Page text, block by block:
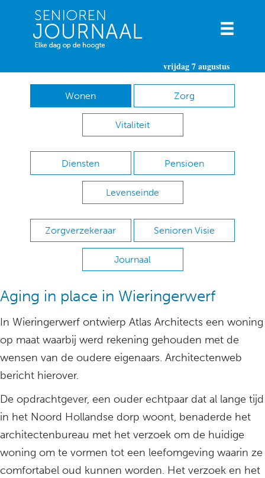
vrijdag 7 augustus
Wonen Zorg
Vitaliteit
Diensten Pensioen
Levenseinde
Zorgverzekeraar Senioren Visie
Journaal
Aging in place in Wieringerwerf
In Wieringerwerf ontwierp Atlas Architects een woning
op maat waarbij werd rekening gehouden met de
wensen van de oudere eigenaars. Architectenweb
bericht hierover.
De opdrachtgever, een ouder echtpaar dat al lange tijd
in het Noord Hollandse dorp woont, benaderde het
architectenbureau met het verzoek om de huidige
woning om te vormen tot een leefomgeving waarin ze
comfortabel oud kunnen worden. Het verzoek en het